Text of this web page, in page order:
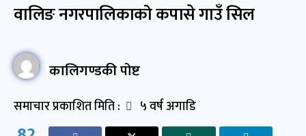
वालिङ नगरपालिकाको कपासे गाउँ सिल
कालिगण्डकी पोष्ट
समाचार प्रकाशित मिति : ५ वर्ष अगाडि